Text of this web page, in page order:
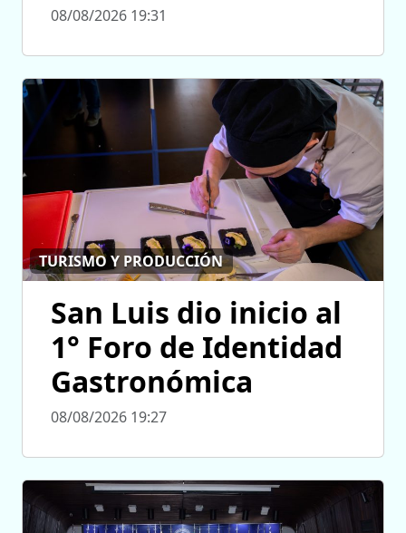
08/08/2026 19:31
TURISMO Y PRODUCCIÓN
San Luis dio inicio al
1° Foro de Identidad
Gastronómica
08/08/2026 19:27